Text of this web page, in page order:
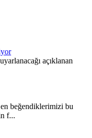
açıklanan
en beğendiklerimizi bu
f...